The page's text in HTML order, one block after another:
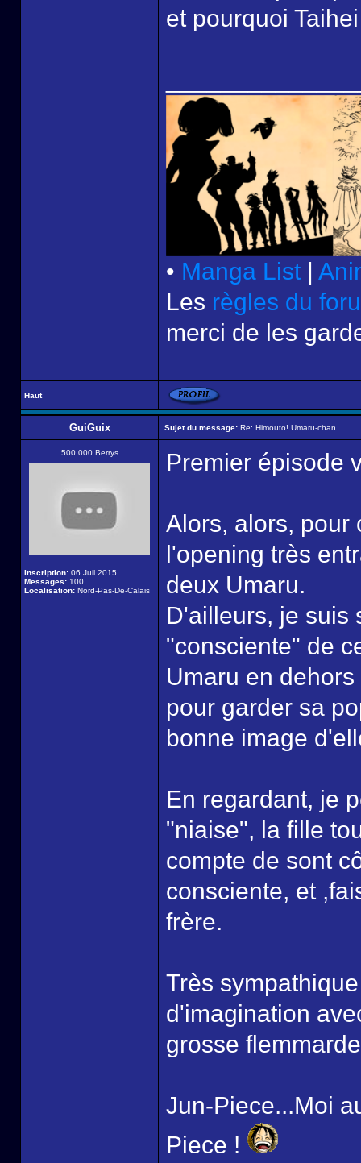
et pourquoi
• Manga List |
Les règles du
merci de les
Haut
GuiGuix Sujet du message: Re: Himouto! Umaru-chan
500 000 Berrys
Inscription: 06 Juil 2015
Messages: 100
Localisation: Nord-Pas-De-Calais
Premier épisode
Alors, alors, pour
l'opening très
deux Umaru.
D'ailleurs, je suis
"consciente" de
Umaru en
pour garder sa
bonne image
En regardant, je
"niaise", la fille
compte de sont
consciente, et
frère.
Très
d'imagination
grosse
Jun-Piece...Moi
Piece !